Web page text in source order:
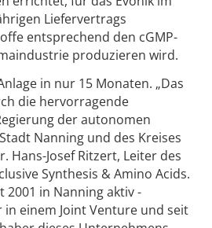
Liefervertrags
entsprechend den cGMP-
produzieren wird.
in nur 15 Monaten. „Das
die hervorragende
der autonomen
Nanning und des Kreises
Hans-Josef Ritzert, Leiter des
Synthesis & Amino Acids.
2001 in Nanning aktiv -
einem Joint Venture und seit